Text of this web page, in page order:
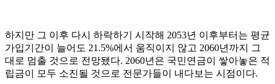
하지만 그 이후 다시 하락하기 시작해 2053년 이후부터는 평균
가입기간이 늘어도 21.5%에서 움직이지 않고 2060년까지 그
대로 멈출 것으로 전망됐다. 2060년은 국민연금이 쌓아놓은 적
립금이 모두 소진될 것으로 전문가들이 내다보는 시점이다.